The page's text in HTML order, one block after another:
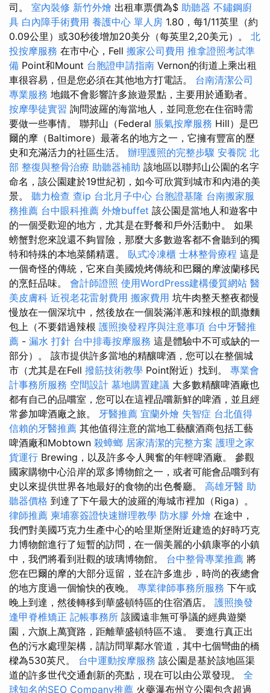
司。 室內裝修 新竹外燴 出租車票價為$ 助聽器 不鏽鋼廚
具 白內障手術費用 養護中心 單人房 1.80，每1/11英里（約
0.09公里）或30秒後增加20美分（每英里2,20美元）。 北
投按摩服務 在市中心，Fell 搬家公司費用 推拿證照考試準
備 Point和Mount 台胞證申請指南 Vernon的街道上乘出租
車很容易，但是您必須在其他地方打電話。 台南清潔公司
專業服務 地鐵不會影響許多旅遊景點，主要用於通勤者。
按摩學徒實習 詢問波羅的海當地人，並同意您在住宿時需
要做一些事情。 聯邦山（Federal 脹氣按摩服務 Hill）是巴
爾的摩（Baltimore）最著名的地方之一，它擁有豐富的歷
史和充滿活力的社區生活。 辦理護照的完整步驟 安養院 北
部 整復與整骨治療 助聽器補助 該地區以聯邦山公園的名字
命名，該公園建於19世紀初，如今可欣賞到城市和內港的美
景。 聽力檢查 查ip 台北月子中心 台胞證基隆 台南搬家服
務推薦 台中眼科推薦 外燴buffet 該公園是當地人和遊客中
的一個受歡迎的地方，尤其是在野餐和戶外活動中。 如果
螃蟹對您來說還不夠冒險，那麼大多數遊客都不會聽到的獨
特和特殊的本地菜餚精選。 臥式冷凍櫃 士林整骨療程 這是
一個奇怪的傳統，它來自美國燒烤傳統和巴爾的摩波蘭移民
的烹飪品味。 會計師證照 使用WordPress建構優質網站 醫
美皮膚科 近視老花雷射費用 搬家費用 坑牛肉整天整夜都慢
慢放在一個深坑中，然後放在一個裝滿洋蔥和辣根的凱撒麵
包上（不要錯過辣根 護照換發程序與注意事項 台中牙醫推
薦 - 漏水 打針 台中排毒按摩服務 這是體驗中不可或缺的一
部分）。 該市提供許多當地的精釀啤酒，您可以在整個城
市（尤其是在Fell 撥筋技術教學 Point附近）找到。 專業會
計事務所服務 空間設計 墓地購置建議 大多數精釀啤酒廠也
都有自己的品嚐室，您可以在這裡品嚐新鮮的啤酒，並且經
常參加啤酒廠之旅。 牙醫推薦 宜蘭外燴 失智症 台北值得
信賴的牙醫推薦 其他值得注意的當地工藝釀酒商包括工藝
啤酒廠和Mobtown 殺蟑螂 居家清潔的完整方案 護理之家
貨運行 Brewing，以及許多令人興奮的年輕啤酒廠。 參觀
國家購物中心沿岸的眾多博物館之一，或者可能會品嚐到有
史以來提供世界各地最好的食物的出色餐廳。 高雄牙醫 助
聽器價格 到達了下午最大的波羅的海城市裡加（Riga）。
律師推薦 柬埔寨簽證快速辦理教學 防水膠 外燴 在途中，
我們對美國巧克力生產中心的哈里斯堡附近建造的好時巧克
力博物館進行了短暫的訪問，在一個美麗的小鎮康寧的小鎮
中，我們將看到壯觀的玻璃博物館。 台中整骨專業推薦 將
您在巴爾的摩的大部分逗留，並在許多進步，時尚的夜總會
的地方度過一個愉快的夜晚。 專業律師事務所服務 下午或
晚上到達，然後轉移到華盛頓特區的住宿酒店。 護照換發
逢甲脊椎矯正 記帳事務所 該國遠非無可爭議的經典遊樂
園，六旗上萬寶路，距離華盛頓特區不遠。 要進行真正出
色的污水處理架構，請訪問單鄰水管道，其中七個彎曲的橋
樑為530英尺。 台中運動按摩服務 該公園是基於該地區渠
道的許多世代交通創新的亮點，現在可以由公眾發現。 全
球知名的SEO Company推薦 火藥瀑布州立公園包含超過